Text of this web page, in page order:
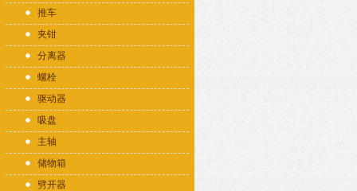
推车
夹钳
分离器
螺栓
驱动器
吸盘
主轴
储物箱
劈开器